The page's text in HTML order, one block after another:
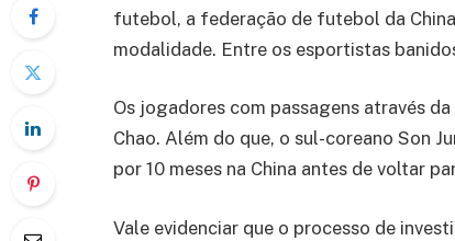
futebol, a federação de futebol da
modalidade. Entre os esportistas
Os jogadores com passagens através
Chao. Além do que, o sul-coreano Son
por 10 meses na China antes de voltar
Vale evidenciar que o processo de